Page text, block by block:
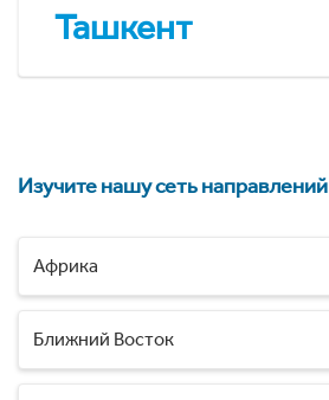
Ташкент
Изучите нашу сеть направлений
Африка
Ближний Восток